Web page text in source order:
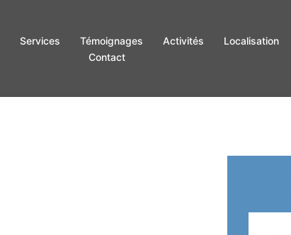
Services Témoignages Activités Localisation
Contact